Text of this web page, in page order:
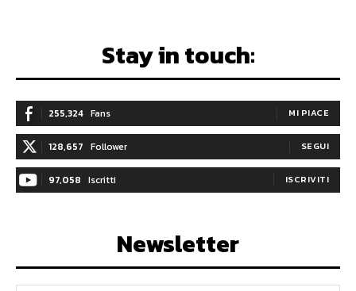
Stay in touch:
255,324 Fans MI PIACE
128,657 Follower SEGUI
97,058 Iscritti ISCRIVITI
Newsletter